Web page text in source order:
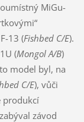
MiGu-
13 (Fishbed C/E).
(Mongol A/B)
model byl, na
C/E), vůči
produkcí
závod